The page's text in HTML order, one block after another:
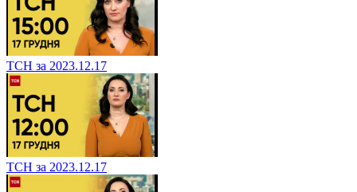
ТСН за 2023.12.17
ТСН за 2023.12.17